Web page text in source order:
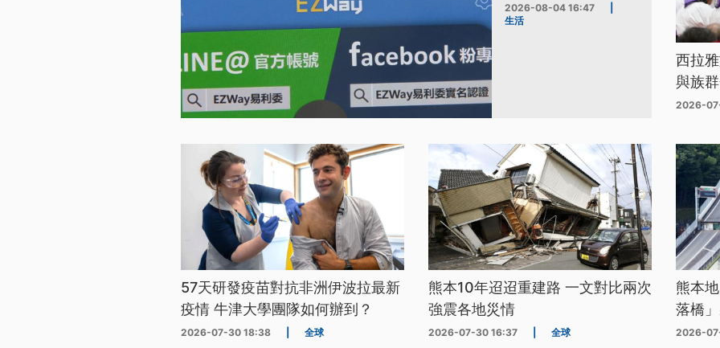
2026-08-04 16:47
生活
西拉
與族
2026-
57天研發疫苗對抗非洲伊波拉最新
疫情 牛津大學團隊如何辦到？
2026-07-30 18:38 全球
熊本10年迢迢重建路 一文對比兩次
強震各地災情
2026-07-30 16:37 全球
熊本
落橋
2026-